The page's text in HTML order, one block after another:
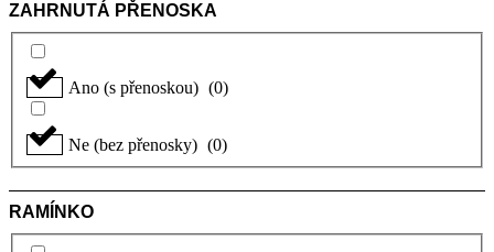
ZAHRNUTÁ PŘENOSKA
Ano (s přenoskou) (0)
Ne (bez přenosky) (0)
RAMÍNKO